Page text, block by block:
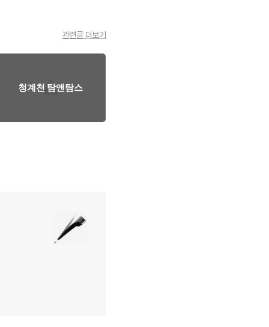
관련글 더보기
청계천 탐앤탐스